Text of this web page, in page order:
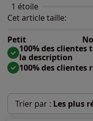
1 étoile
Cet article taille:
Petit
Répartition du taillant
Taille
Taille grand : 0%
100% des
la description
100% des
Trier par : Les plus